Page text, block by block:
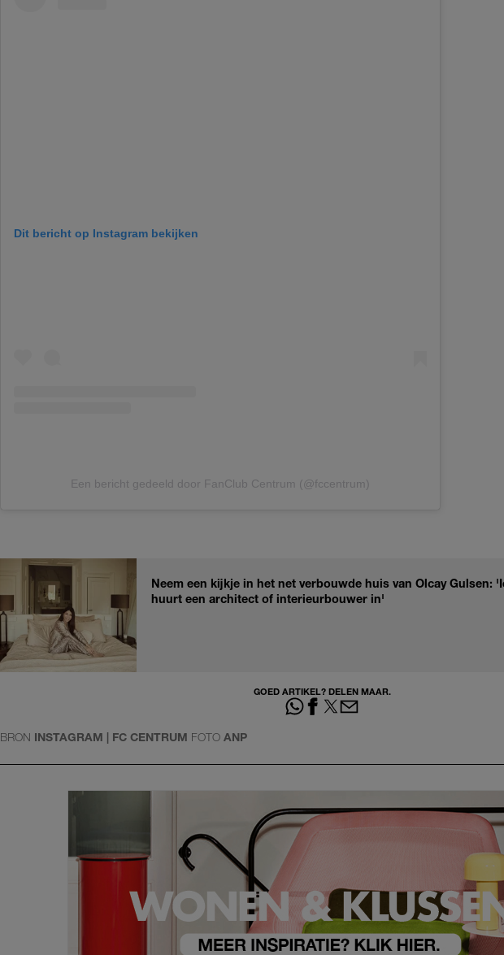
Dit bericht op Instagram bekijken
Een bericht gedeeld door FanClub Centrum (@fccentrum)
Neem een kijkje in het net verbouwde huis van Olcay Gulsen:
huurt een architect of interieurbouwer in'
GOED ARTIKEL? DELEN MAAR.
BRON INSTAGRAM | FC CENTRUM FOTO ANP